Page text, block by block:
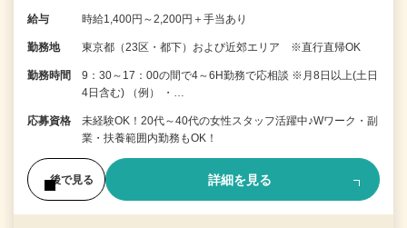
給与 時給1,400円～2,200円＋手当あり
勤務地 東京都（23区・都下）および近郊エリア ※直行直帰OK
勤務時間
9：30～17：00の間で4～6H勤務で応相談 ※月8日以上(土日
4日含む) （例） ・…
応募資格
未経験OK！20代～40代の女性スタッフ活躍中♪Wワーク・副
業・扶養範囲内勤務もOK！
後で見る 詳細を見る